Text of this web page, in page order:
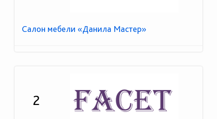
Салон мебели «Данила Мастер»
2